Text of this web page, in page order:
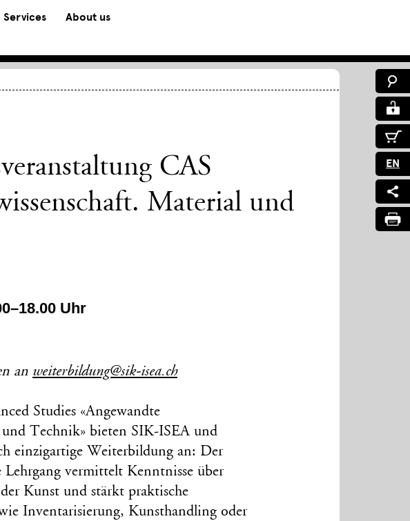
Services About us
EN
CAS
Material und
Uhr
an weiterbildung@sik-isea.ch
Studies «Angewandte
Technik» bieten SIK-ISEA und
einzigartige Weiterbildung an: Der
Lehrgang vermittelt Kenntnisse über
Kunst und stärkt praktische
Inventarisierung, Kunsthandling oder